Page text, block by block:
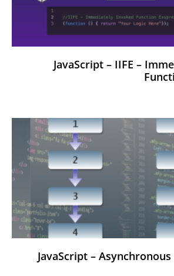
JavaScript – IIFE –
JavaScript –